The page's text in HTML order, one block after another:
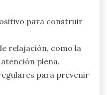
los deportes